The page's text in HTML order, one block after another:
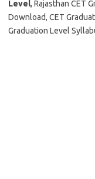
Level, Rajasthan CET
Download, CET
Graduation Level